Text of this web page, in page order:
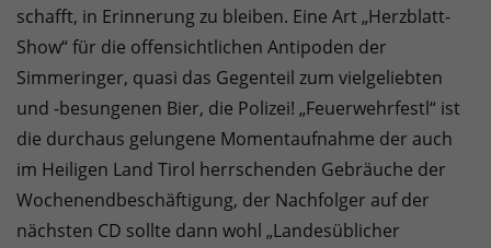
schafft, in Erinnerung zu bleiben. Eine Art „Herzblatt-
Show“ für die offensichtlichen Antipoden der
Simmeringer, quasi das Gegenteil zum vielgeliebten
und -besungenen Bier, die Polizei! „Feuerwehrfestl“ ist
die durchaus gelungene Momentaufnahme der auch
im Heiligen Land Tirol herrschenden Gebräuche der
Wochenendbeschäftigung, der Nachfolger auf der
nächsten CD sollte dann wohl „Landesüblicher